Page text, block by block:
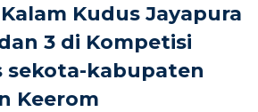
Kudus Jayapura
3 di Kompetisi
sekota-kabupaten
Keerom